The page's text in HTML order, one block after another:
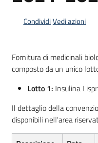
di
acquisto
Supporto
Piattaforme
telematiche
CondividiVedi azioni
Fornitura di medicinali
composto da un unico
Lotto 1: Insulina
Il dettaglio della
disponibili nell'area